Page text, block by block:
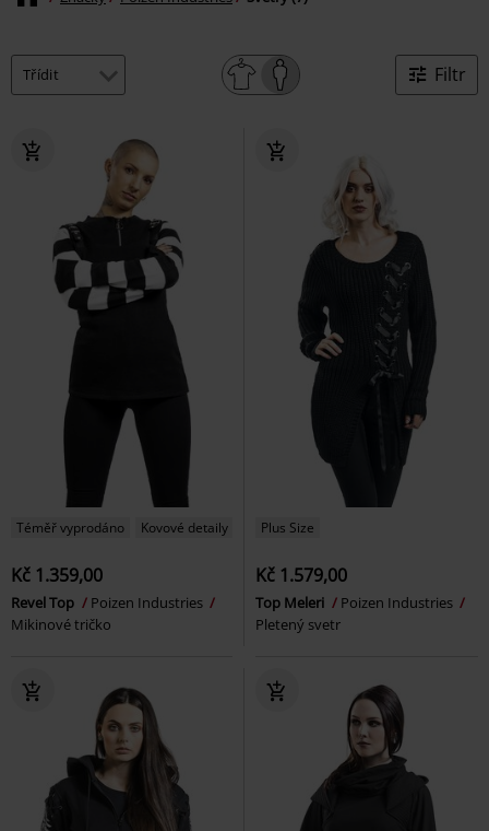
Filtr
Téměř vyprodáno Kovové detaily
Kč 1.359,00
Revel Top
Poizen Industries
Mikinové tričko
Plus Size
Kč 1.579,00
Top Meleri
Poizen Industries
Pletený svetr